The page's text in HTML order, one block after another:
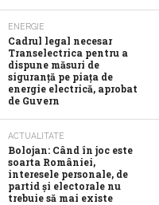
ENERGIE
Cadrul legal necesar
Transelectrica pentru a
dispune măsuri de
siguranță pe piața de
energie electrică, aprobat
de Guvern
ACTUALITATE
Bolojan: Când în joc este
soarta României,
interesele personale, de
partid și electorale nu
trebuie să mai existe